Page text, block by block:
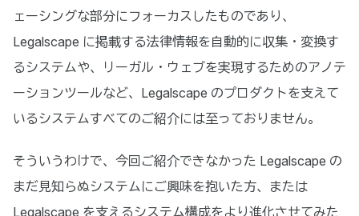
ェーシングな部分にフォーカスしたものであり、
Legalscape に掲載する法律情報を自動的に収集・変換す
るシステムや、リーガル・ウェブを実現するためのアノテ
ーションツールなど、Legalscape のプロダクトを支えて
いるシステムすべてのご紹介には至っておりません。
そういうわけで、今回ご紹介できなかった Legalscape の
まだ見知らぬシステムにご興味を抱いた方、または
Legalscape を支えるシステム構成をより進化させてみた